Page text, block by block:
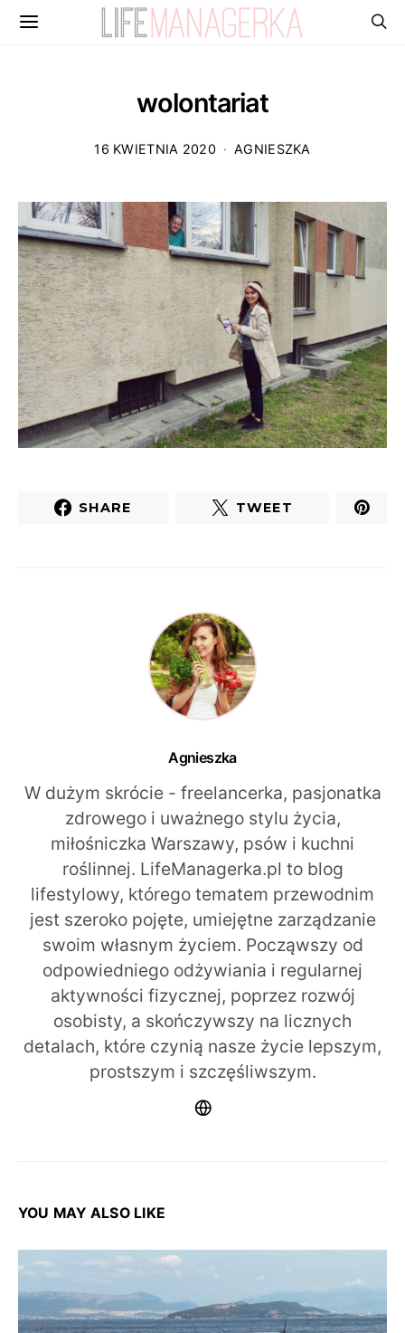
wolontariat
16 KWIETNIA 2020 AGNIESZKA
SHARE TWEET
Agnieszka
W dużym skrócie - freelancerka, pasjonatka
zdrowego i uważnego stylu życia,
miłośniczka Warszawy, psów i kuchni
roślinnej. LifeManagerka.pl to blog
lifestylowy, którego tematem przewodnim
jest szeroko pojęte, umiejętne zarządzanie
swoim własnym życiem. Począwszy od
odpowiedniego odżywiania i regularnej
aktywności fizycznej, poprzez rozwój
osobisty, a skończywszy na licznych
detalach, które czynią nasze życie lepszym,
prostszym i szczęśliwszym.
YOU MAY ALSO LIKE